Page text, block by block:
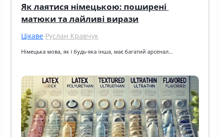
Як лаятися німецькою: поширені
матюки та лайливі вирази
Цікаве·Руслан Кравчук
Німецька мова, як і будь-яка інша, має багатий арсенал…